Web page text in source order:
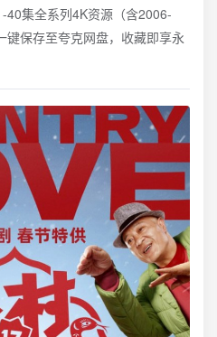
40集全系列4K资源（含2006-
保存至夸克网盘，收藏即享永